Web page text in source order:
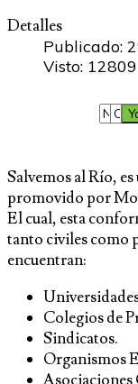
Detalles
Publicado:
Visto: 12809
Salvemos al Río,
promovido por
El cual, esta
tanto civiles como
encuentran:
Colegios de
Sindicatos.
Organismos
Asociaciones